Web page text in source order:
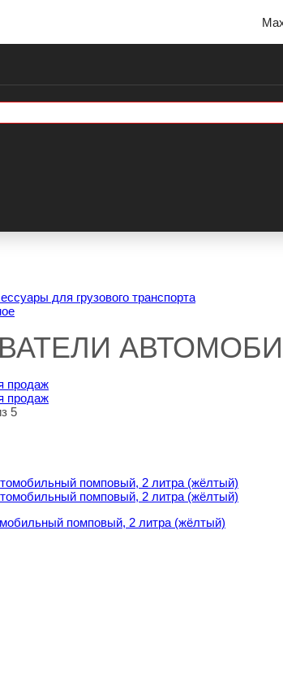
для грузового транспорта
5
помповый, 2 литра (жёлтый)
помповый, 2 литра (жёлтый)